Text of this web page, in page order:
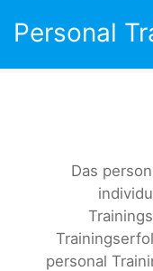
Personal
Das
personal